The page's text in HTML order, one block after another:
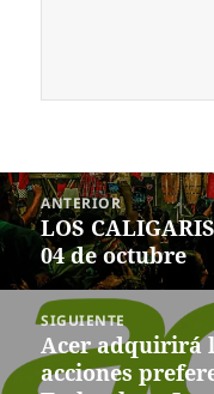
Navegación
de
entradas
ANTERIOR
Entrada
anterior:
LOS
04 de octubre
SIGUIENTE
Siguiente
entrada:
Acer adquirirá
acciones